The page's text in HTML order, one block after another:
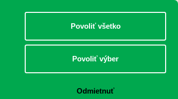
Povoliť všetko
Povoliť výber
Odmietnuť
DOSPELÍ